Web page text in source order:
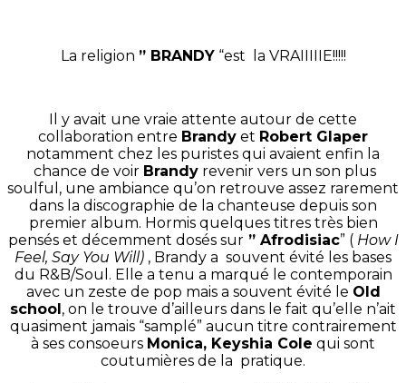
La religion ” BRANDY“est la VRAIIIIIE!!!!!
Il y avait une vraie attente autour de cette
collaboration entre Brandy et Robert Glaper
notamment chez les puristes qui avaient enfin la
chance de voir Brandy revenir vers un son plus
soulful, une ambiance qu’on retrouve assez rarement
dans la discographie de la chanteuse depuis son
premier album. Hormis quelques titres très bien
pensés et décemment dosés sur” Afrodisiac” ( How I
Feel, Say You Will) , Brandy a souvent évité les bases
du R&B/Soul. Elle a tenu a marqué le contemporain
avec un zeste de pop mais a souvent évité le Old
school, on le trouve d’ailleurs dans le fait qu’elle n’ait
quasiment jamais “samplé” aucun titre contrairement
à ses consoeurs Monica, Keyshia Cole qui sont
coutumières de la pratique.